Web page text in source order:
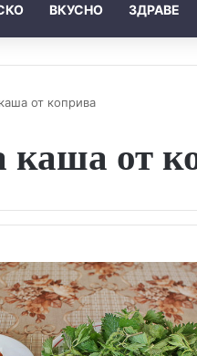
ВКУСНО ЗДРАВЕ
от коприва
каша от